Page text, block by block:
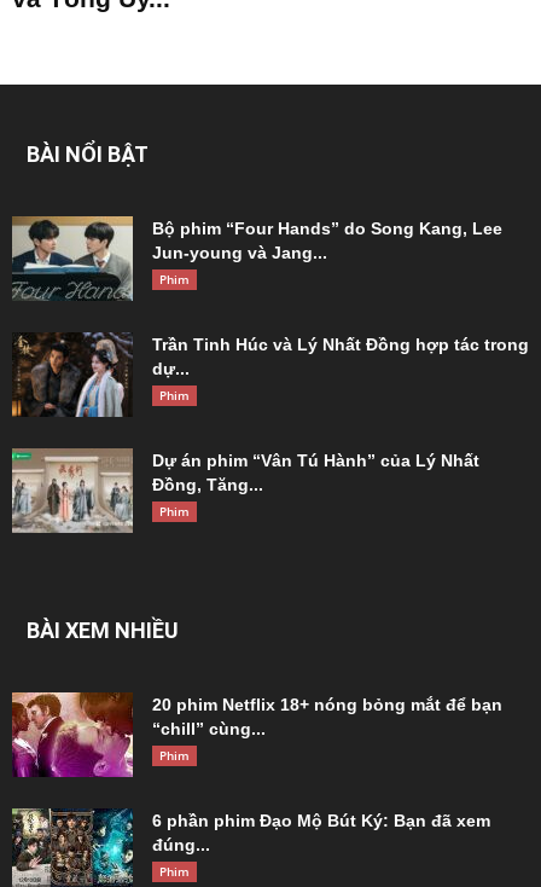
BÀI NỔI BẬT
Bộ phim “Four Hands” do Song Kang, Lee
Jun-young và Jang...
Phim
Trần Tinh Húc và Lý Nhất Đồng hợp tác trong
dự...
Phim
Dự án phim “Vân Tú Hành” của Lý Nhất
Đồng, Tăng...
Phim
BÀI XEM NHIỀU
20 phim Netflix 18+ nóng bỏng mắt để bạn
“chill” cùng...
Phim
6 phần phim Đạo Mộ Bút Ký: Bạn đã xem
đúng...
Phim